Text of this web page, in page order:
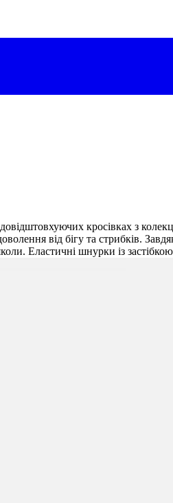
кросівках з
від бігу та стрибків.
Еластичні шнурки із